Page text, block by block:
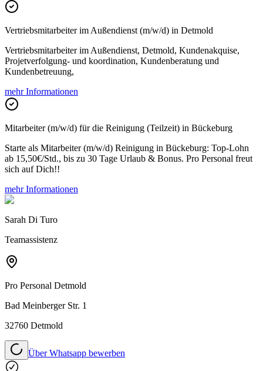
Vertriebsmitarbeiter im Außendienst (m/w/d) in Detmold
Vertriebsmitarbeiter im Außendienst, Detmold, Kundenakquise,
Projetverfolgung- und koordination, Kundenberatung und
Kundenbetreuung,
mehr Informationen
Mitarbeiter (m/w/d) für die Reinigung (Teilzeit) in Bückeburg
Starte als Mitarbeiter (m/w/d) Reinigung in Bückeburg: Top-Lohn
ab 15,50€/Std., bis zu 30 Tage Urlaub & Bonus. Pro Personal freut
sich auf Dich!!
mehr Informationen
Sarah Di Turo
Teamassistenz
Pro Personal Detmold
Bad Meinberger Str. 1
32760 Detmold
Über Whatsapp bewerben